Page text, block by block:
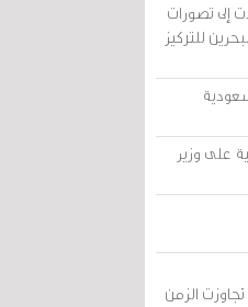
إلى تصورات
للتركيز
على وزير
الزمن